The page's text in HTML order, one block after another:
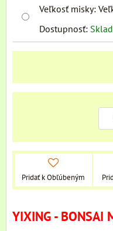
Veľkosť misky:
Dostupnosť:
Pridať k Obľúbeným
YIXING - BONSAI